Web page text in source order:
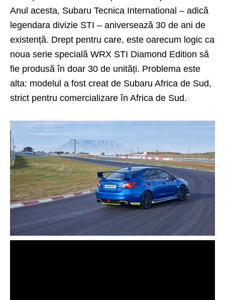
Anul acesta, Subaru Tecnica International – adică
legendara divizie STI – aniversează 30 de ani de
existență. Drept pentru care, este oarecum logic ca
noua serie specială WRX STI Diamond Edition să
fie produsă în doar 30 de unități. Problema este
alta: modelul a fost creat de Subaru Africa de Sud,
strict pentru comercializare în Africa de Sud.